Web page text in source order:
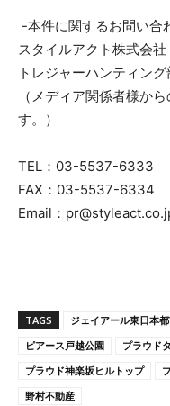
-本件に関するお問い合
スタイルアクト株式会社
トレジャーハンティン
（メディア関係者様か
す。）
TEL：03-5537-6333
FAX：03-5537-6334
Email：
TAGS ジェイアール東日本
ピアース戸越公園
プラウド
プラウド神楽坂ヒルトップ
野村不動産